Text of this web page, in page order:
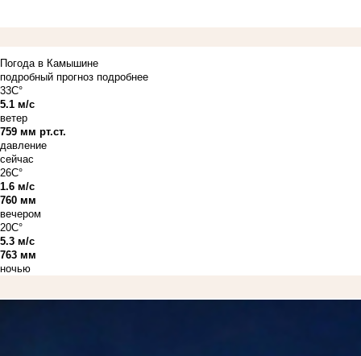
Погода в Камышине
подробный прогноз подробнее
33C°
5.1 м/с
ветер
759 мм рт.ст.
давление
сейчас
26C°
1.6 м/с
760 мм
вечером
20C°
5.3 м/с
763 мм
ночью